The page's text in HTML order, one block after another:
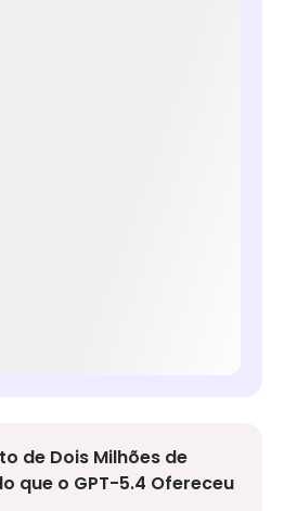
de Dois Milhões de
que o GPT-5.4 Ofereceu